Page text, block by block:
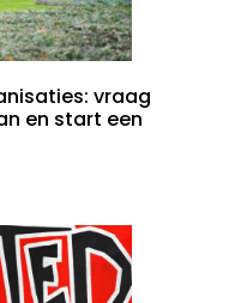
vraag
en start een